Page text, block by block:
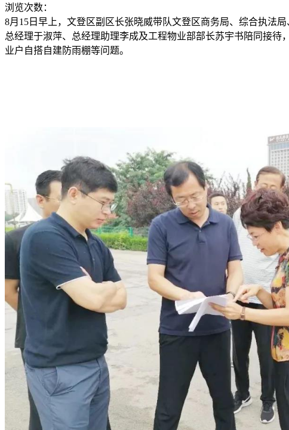
浏览次数：
8月15日早上，文登区副区长张晓威带队文登区商务局、综合执法
总经理于淑萍、总经理助理李成及工程物业部部长苏宇书陪同接
业户自搭自建防雨棚等问题。